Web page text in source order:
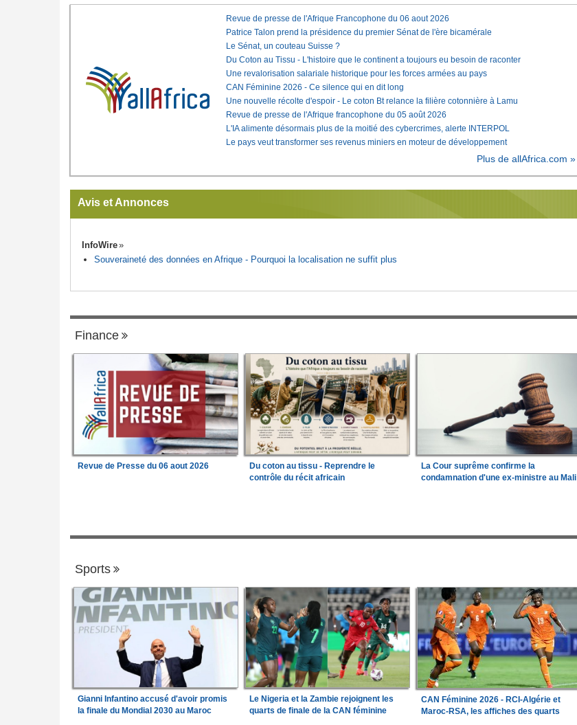
Revue de presse de l'Afrique Francophone du 06 aout 2026
Patrice Talon prend la présidence du premier Sénat de l'ère bicamérale
Le Sénat, un couteau Suisse ?
Du Coton au Tissu - L'histoire que le continent a toujours eu besoin de raconter
Une revalorisation salariale historique pour les forces armées au pays
CAN Féminine 2026 - Ce silence qui en dit long
Une nouvelle récolte d'espoir - Le coton Bt relance la filière cotonnière à Lamu
Revue de presse de l'Afrique francophone du 05 août 2026
L'IA alimente désormais plus de la moitié des cybercrimes, alerte INTERPOL
Le pays veut transformer ses revenus miniers en moteur de développement
Plus de allAfrica.com »
Avis et Annonces
InfoWire
Souveraineté des données en Afrique - Pourquoi la localisation ne suffit plus
Finance
Revue de Presse du 06 aout 2026
Du coton au tissu - Reprendre le
contrôle du récit africain
La Cour suprême confirme la
condamnation d'une ex-ministre au Mali
Sports
Gianni Infantino accusé d'avoir promis
la finale du Mondial 2030 au Maroc
Le Nigeria et la Zambie rejoignent les
quarts de finale de la CAN féminine
CAN Féminine 2026 - RCI-Algérie et
Maroc-RSA, les affiches des quarts